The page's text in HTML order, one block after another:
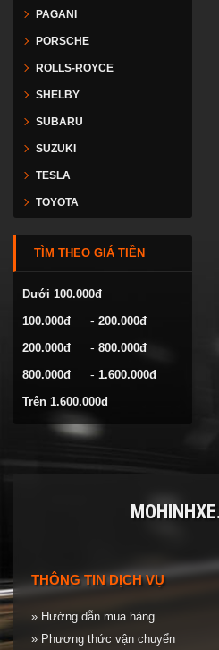
PAGANI
PORSCHE
ROLLS-ROYCE
SHELBY
SUBARU
SUZUKI
TESLA
TOYOTA
VOLKSWAGEN
TÌM THEO GIÁ TIỀN
Dưới 100.000đ
100.000đ
- 200.000đ
200.000đ
- 800.000đ
800.000đ
- 1.600.000đ
Trên 1.600.000đ
THÔNG TIN DỊCH VỤ
» Hướng dẫn mua hàng
» Phương thức vận chuyển